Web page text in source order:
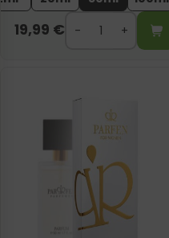
19,99 €